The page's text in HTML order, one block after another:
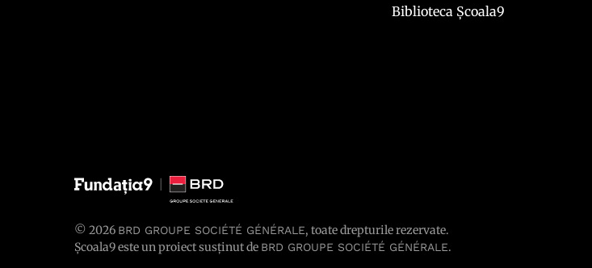
Biblioteca Școala9
© 2026 BRD GROUPE SOCIÉTÉ GÉNÉRALE, toate drepturile rezervate.
Școala9 este un proiect susținut de BRD GROUPE SOCIÉTÉ GÉNÉRALE.